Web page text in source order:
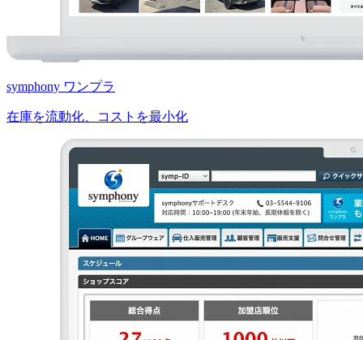
symphony ワンプラ
在庫を流動化、コストを最小化